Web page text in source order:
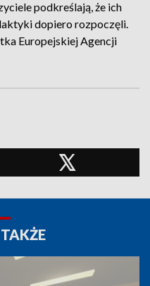
podkreślają, że ich
dopiero rozpoczęli.
Europejskiej Agencji